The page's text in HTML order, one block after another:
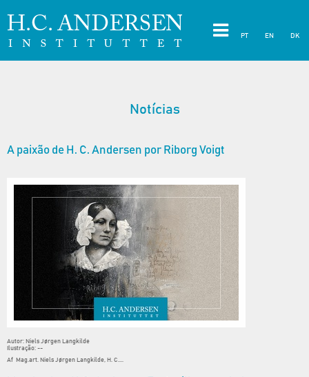
PT EN DK
Notícias
A paixão de H. C. Andersen por Riborg Voigt
Autor: Niels Jørgen Langkilde
Ilustração: --
Af Mag.art. Niels Jørgen Langkilde, H. C....